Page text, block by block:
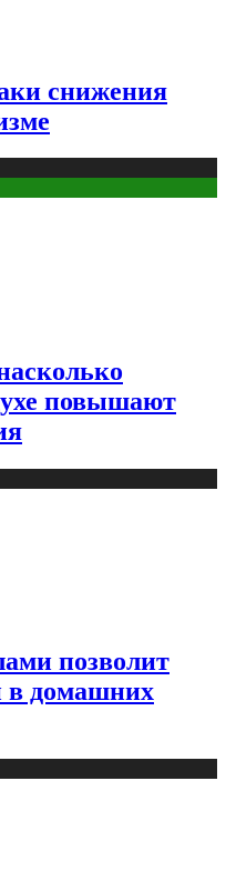
снижения
повышают
позволит
в домашних